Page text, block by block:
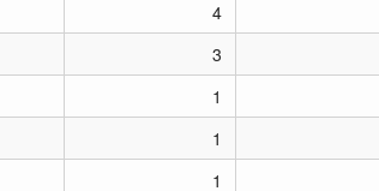
4
3
1
1
1